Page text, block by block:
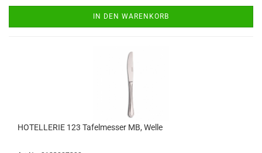
IN DEN WARENKORB
HOTELLERIE 123 Tafelmesser MB, Welle